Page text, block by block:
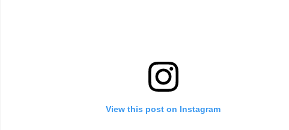
View this post on Instagram